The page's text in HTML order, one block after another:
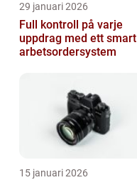
29 januari 2026
Full kontroll på varje
uppdrag med ett smart
arbetsordersystem
15 januari 2026